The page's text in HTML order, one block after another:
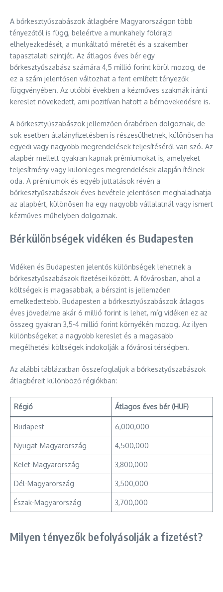
A bőrkesztyűszabászok átlagbére Magyarországon több
tényezőtől is függ, beleértve a munkahely földrajzi
elhelyezkedését, a munkáltató méretét és a szakember
tapasztalati szintjét. Az átlagos éves bér egy
bőrkesztyűszabász számára 4,5 millió forint körül mozog, de
ez a szám jelentősen változhat a fent említett tényezők
függvényében. Az utóbbi években a kézműves szakmák iránti
kereslet növekedett, ami pozitívan hatott a bérnövekedésre is.
A bőrkesztyűszabászok jellemzően órabérben dolgoznak, de
sok esetben átalányfizetésben is részesülhetnek, különösen ha
egyedi vagy nagyobb megrendelések teljesítéséről van szó. Az
alapbér mellett gyakran kapnak prémiumokat is, amelyeket
teljesítmény vagy különleges megrendelések alapján ítélnek
oda. A prémiumok és egyéb juttatások révén a
bőrkesztyűszabászok éves bevétele jelentősen meghaladhatja
az alapbért, különösen ha egy nagyobb vállalatnál vagy ismert
kézműves műhelyben dolgoznak.
Bérkülönbségek vidéken és Budapesten
Vidéken és Budapesten jelentős különbségek lehetnek a
bőrkesztyűszabászok fizetései között. A fővárosban, ahol a
költségek is magasabbak, a bérszint is jellemzően
emelkedettebb. Budapesten a bőrkesztyűszabászok átlagos
éves jövedelme akár 6 millió forint is lehet, míg vidéken ez az
összeg gyakran 3,5-4 millió forint környékén mozog. Az ilyen
különbségeket a nagyobb kereslet és a magasabb
megélhetési költségek indokolják a fővárosi térségben.
Az alábbi táblázatban összefoglaljuk a bőrkesztyűszabászok
átlagbéreit különböző régiókban:
Régió Átlagos éves bér (HUF)
Budapest 6,000,000
Nyugat-Magyarország 4,500,000
Kelet-Magyarország 3,800,000
Dél-Magyarország 3,500,000
Észak-Magyarország 3,700,000
Milyen tényezők befolyásolják a fizetést?